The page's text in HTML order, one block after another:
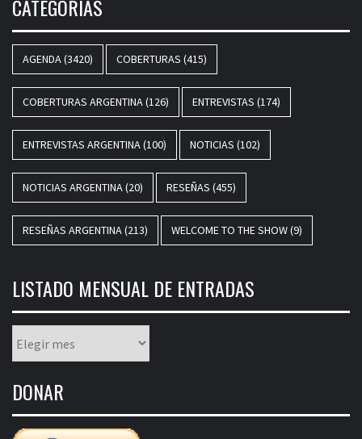
CATEGORÍAS
AGENDA(3420) COBERTURAS (415)
COBERTURAS ARGENTINA(126) ENTREVISTAS (174)
ENTREVISTAS ARGENTINA(100) NOTICIAS (102)
NOTICIAS ARGENTINA(20) RESEÑAS (455)
RESEÑAS ARGENTINA(213) WELCOME TO THE SHOW(9)
LISTADO MENSUAL DE ENTRADAS
mensual
entradas
DONAR